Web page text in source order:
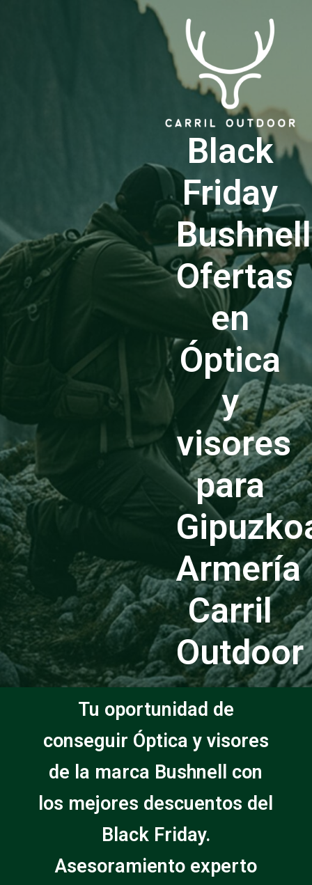
Black
Friday
Ofertas
en
Óptica
y
visores
para
Armería
Carril
Outdoor
Tu oportunidad de
conseguir Óptica y visores
de la marca Bushnell con
los mejores descuentos del
Black Friday.
Asesoramiento experto